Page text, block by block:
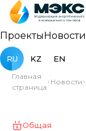
ПроектыНовости
RU KZ EN
Главная
страница
Новости
Общая